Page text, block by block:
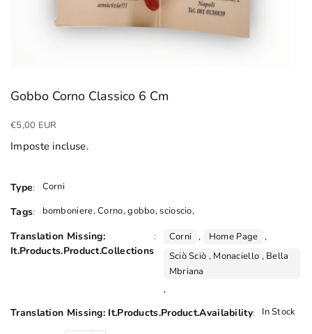
Gobbo Corno Classico 6 Cm
Prezzo
listino
€5,00 EUR
Imposte incluse.
Type: Corni
Tags: bomboniere, Corno, gobbo, scioscio,
Translation Missing:
It.products.product.Collections
: Corni , Home Page ,
Sciò Sciò , Monaciello , Bella
Mbriana
,
Translation Missing: It.products.product.Availability: In Stock